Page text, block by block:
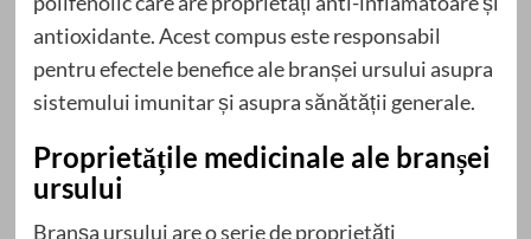
antioxidante. Acest compus este responsabil
pentru efectele benefice ale branșei ursului asupra
sistemului imunitar și asupra sănătății generale.
Proprietățile medicinale ale branșei
ursului
Branșa ursului are o serie de proprietăți